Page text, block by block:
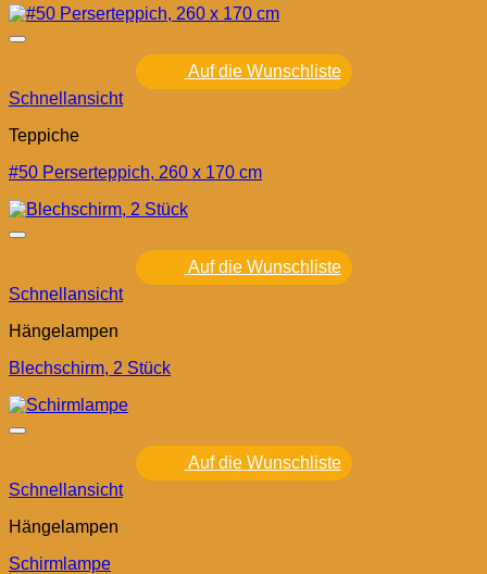
Auf die Wunschliste
Schnellansicht
Teppiche
#50 Perserteppich, 260 x 170 cm
Auf die Wunschliste
Schnellansicht
Hängelampen
Blechschirm, 2 Stück
Auf die Wunschliste
Schnellansicht
Hängelampen
Schirmlampe